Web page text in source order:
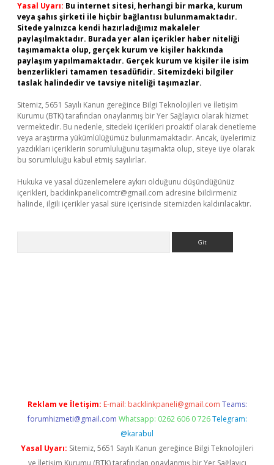
Yasal Uyarı: Bu internet sitesi, herhangi bir marka, kurum
veya şahıs şirketi ile hiçbir bağlantısı bulunmamaktadır.
Sitede yalnızca kendi hazırladığımız makaleler
paylaşılmaktadır. Burada yer alan içerikler haber niteliği
taşımamakta olup, gerçek kurum ve kişiler hakkında
paylaşım yapılmamaktadır. Gerçek kurum ve kişiler ile isim
benzerlikleri tamamen tesadüfidir. Sitemizdeki bilgiler
taslak halindedir ve tavsiye niteliği taşımazlar.
Sitemiz, 5651 Sayılı Kanun gereğince Bilgi Teknolojileri ve İletişim
Kurumu (BTK) tarafından onaylanmış bir Yer Sağlayıcı olarak hizmet
vermektedir. Bu nedenle, sitedeki içerikleri proaktif olarak denetleme
veya araştırma yükümlülüğümüz bulunmamaktadır. Ancak, üyelerimiz
yazdıkları içeriklerin sorumluluğunu taşımakta olup, siteye üye olarak
bu sorumluluğu kabul etmiş sayılırlar.
Hukuka ve yasal düzenlemelere aykırı olduğunu düşündüğünüz
içerikleri, backlinkpanelicomtr@gmail.com adresine bildirmeniz
halinde, ilgili içerikler yasal süre içerisinde sitemizden kaldırılacaktır.
Reklam ve İletişim: E-mail: backlinkpaneli@gmail.com Teams:
forumhizmeti@gmail.com Whatsapp: 0262 606 0 726 Telegram:
@karabul
Yasal Uyarı: Sitemiz, 5651 Sayılı Kanun gereğince Bilgi Teknolojileri
ve İletişim Kurumu (BTK) tarafından onaylanmış bir Yer Sağlayıcı